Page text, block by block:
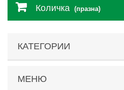
Количка (празна)
КАТЕГОРИИ
МЕНЮ